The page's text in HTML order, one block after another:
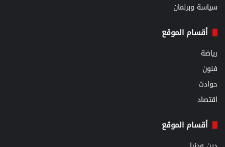
سياسة وبرلمان
أقسام الموقع
رياضة
فنون
حوادث
اقتصاد
أقسام الموقع